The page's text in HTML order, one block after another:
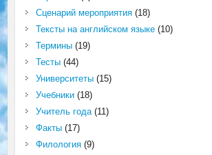
Сценарий мероприятия(18)
Тексты на английском языке(10)
Термины(19)
Тесты(44)
Университеты(15)
Учебники(18)
Учитель года(11)
Факты(17)
Филология(9)